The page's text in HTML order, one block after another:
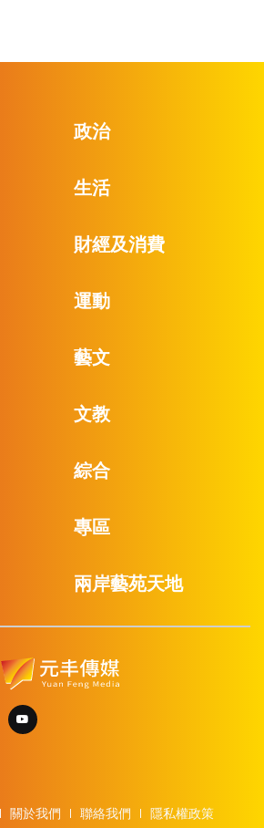
政治
生活
財經及消費
運動
藝文
文教
綜合
專區
兩岸藝苑天地
關於我們 聯絡我們 隱私權政策